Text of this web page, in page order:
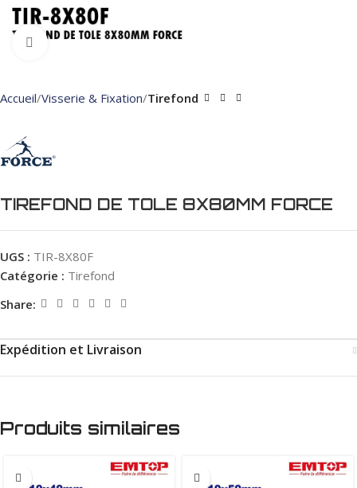
Click to enlarge
Accueil Visserie & Fixation Tirefond
TIREFOND DE TOLE 8X80MM FORCE
UGS : TIR-8X80F
Catégorie : Tirefond
Share:
Expédition et Livraison
Produits similaires